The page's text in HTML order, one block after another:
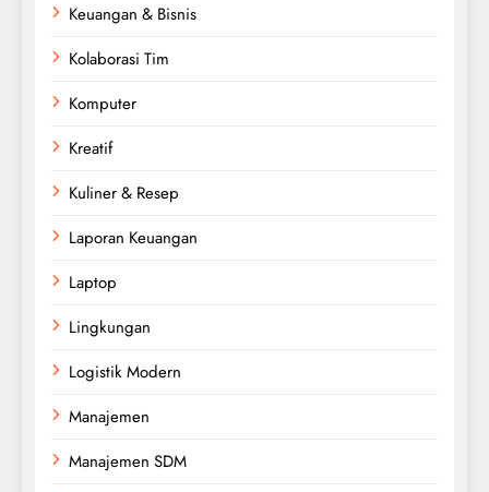
Keuangan & Bisnis
Kolaborasi Tim
Komputer
Kreatif
Kuliner & Resep
Laporan Keuangan
Laptop
Lingkungan
Logistik Modern
Manajemen
Manajemen SDM